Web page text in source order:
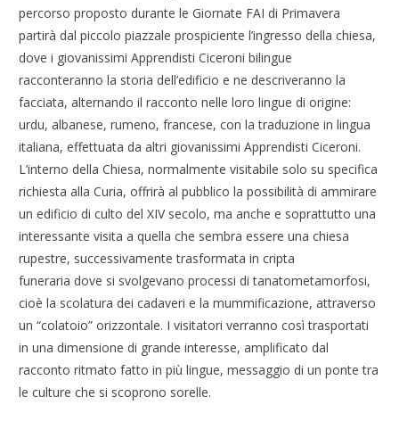
percorso proposto durante le Giornate FAI di Primavera
partirà dal piccolo piazzale prospiciente l’ingresso della chiesa,
dove i giovanissimi Apprendisti Ciceroni bilingue
racconteranno la storia dell’edificio e ne descriveranno la
facciata, alternando il racconto nelle loro lingue di origine:
urdu, albanese, rumeno, francese, con la traduzione in lingua
italiana, effettuata da altri giovanissimi Apprendisti Ciceroni.
L’interno della Chiesa, normalmente visitabile solo su specifica
richiesta alla Curia, offrirà al pubblico la possibilità di ammirare
un edificio di culto del XIV secolo, ma anche e soprattutto una
interessante visita a quella che sembra essere una chiesa
rupestre, successivamente trasformata in cripta
funeraria dove si svolgevano processi di tanatometamorfosi,
cioè la scolatura dei cadaveri e la mummificazione, attraverso
un “colatoio” orizzontale. I visitatori verranno così trasportati
in una dimensione di grande interesse, amplificato dal
racconto ritmato fatto in più lingue, messaggio di un ponte tra
le culture che si scoprono sorelle.